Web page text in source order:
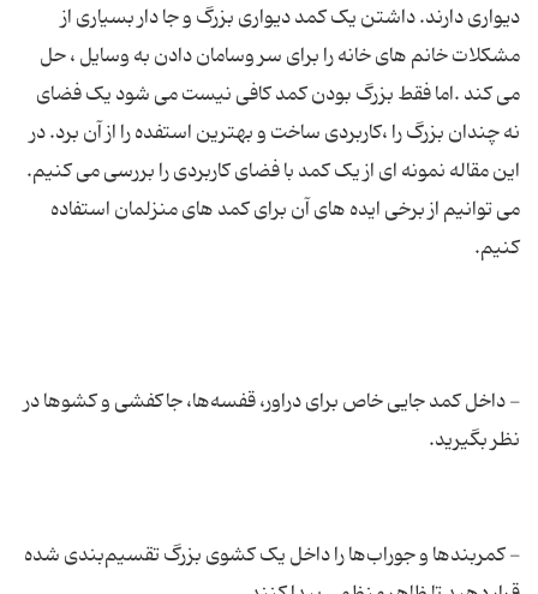
دیواری دارند. داشتن یک کمد دیواری بزرگ و جا دار بسیاری از
مشکلات خانم های خانه را برای سر وسامان دادن به وسایل ، حل
می کند .اما فقط بزرگ بودن کمد کافی نیست می شود یک فضای
نه چندان بزرگ را ،کاربردی ساخت و بهترین استفده را از آن برد. در
این مقاله نمونه ای از یک کمد با فضای کاربردی را بررسی می کنیم.
می توانیم از برخی ایده های آن برای کمد های منزلمان استفاده
- داخل کمد جایی خاص برای دراور، قفسه‌ها، جاکفشی و کشوها در
- کمربندها و جوراب‌ها را داخل یک کشوی بزرگ تقسیم‌بندی شده